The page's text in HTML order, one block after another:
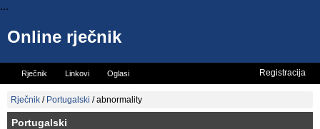
...
Online rječnik
Rječnik Linkovi Oglasi
Vicevi
Registracija
Rječnik / Portugalski /abnormality
Portugalski